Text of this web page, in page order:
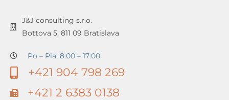
J&J consulting s.r.o.
Bottova 5, 811 09 Bratislava
Po – Pia: 8:00 – 17:00
+421 904 798 269
+421 2 6383 0138